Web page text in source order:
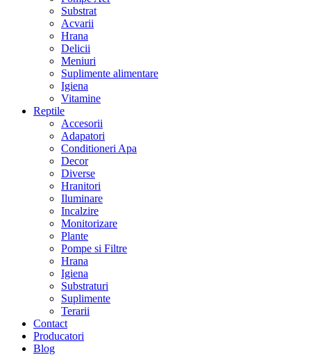
Substrat
Acvarii
Hrana
Delicii
Meniuri
Suplimente alimentare
Igiena
Vitamine
Reptile
Accesorii
Adapatori
Conditioneri Apa
Decor
Diverse
Hranitori
Iluminare
Incalzire
Monitorizare
Plante
Pompe si Filtre
Hrana
Igiena
Substraturi
Suplimente
Terarii
Contact
Producatori
Blog